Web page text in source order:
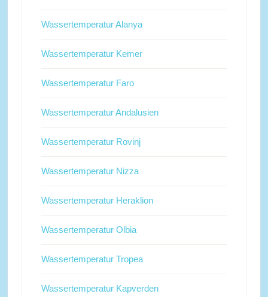
Wassertemperatur Alanya
Wassertemperatur Kemer
Wassertemperatur Faro
Wassertemperatur Andalusien
Wassertemperatur Rovinj
Wassertemperatur Nizza
Wassertemperatur Heraklion
Wassertemperatur Olbia
Wassertemperatur Tropea
Wassertemperatur Kapverden